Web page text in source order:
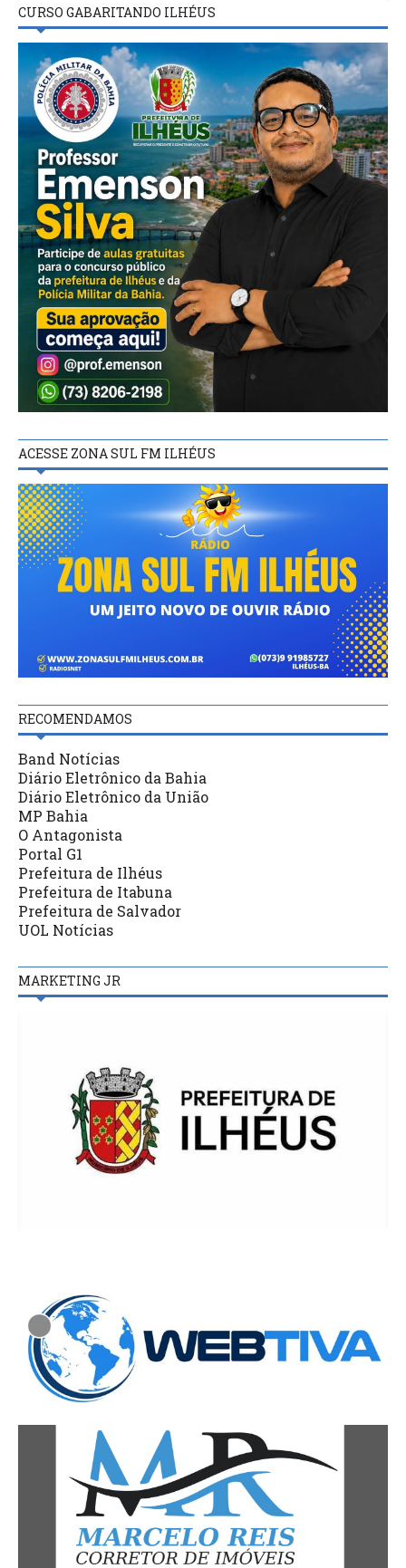
CURSO GABARITANDO ILHÉUS
ACESSE ZONA SUL FM ILHÉUS
RECOMENDAMOS
Band Notícias
Diário Eletrônico da Bahia
Diário Eletrônico da União
MP Bahia
O Antagonista
Portal G1
Prefeitura de Ilhéus
Prefeitura de Itabuna
Prefeitura de Salvador
UOL Notícias
MARKETING JR